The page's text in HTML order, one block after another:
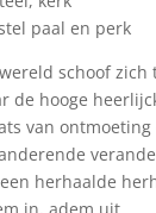
paal en perk
schoof
de hooge
van
herhaalde